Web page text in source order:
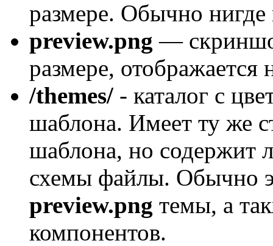
размере. Обычно нигде
preview.png —
размере,
/themes/ - каталог с
шаблона. Имеет ту же
шаблона, но содержит
схемы файлы. Обычно
preview.png темы, а
компонентов.